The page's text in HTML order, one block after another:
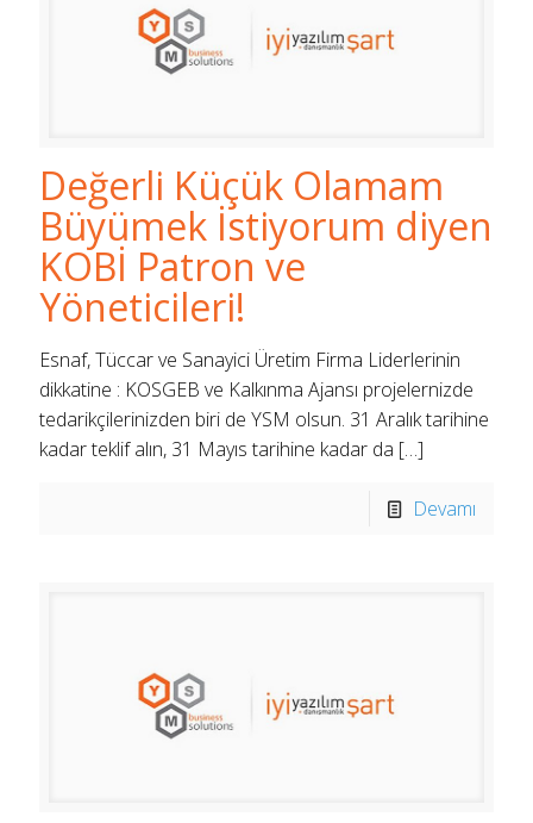
Değerli Küçük Olamam
Büyümek İstiyorum diyen
KOBİ Patron ve
Yöneticileri!
Esnaf, Tüccar ve Sanayici Üretim Firma Liderlerinin
dikkatine : KOSGEB ve Kalkınma Ajansı projelernizde
tedarikçilerinizden biri de YSM olsun. 31 Aralık tarihine
kadar teklif alın, 31 Mayıs tarihine kadar da […]
Devamı